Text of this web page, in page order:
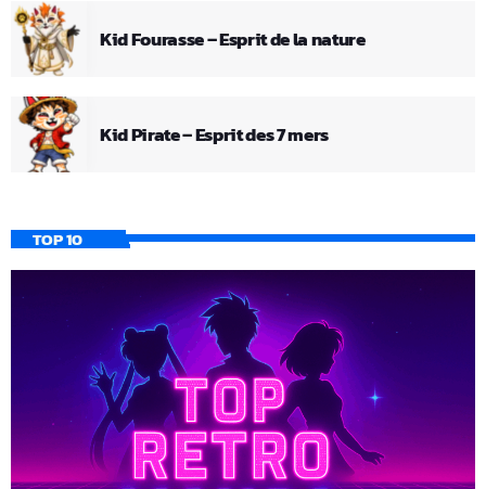
Kid Fourasse – Esprit de la nature
Kid Pirate – Esprit des 7 mers
TOP 10